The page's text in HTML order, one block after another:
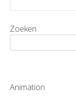
Zoeken
Animation